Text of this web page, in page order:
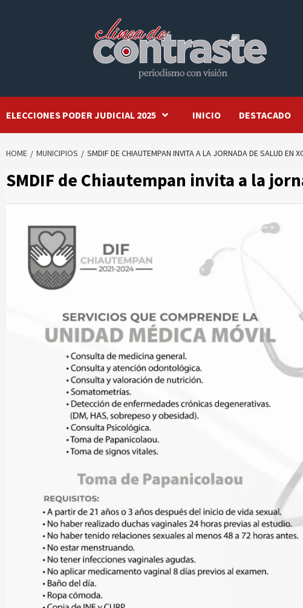
ELECCIONES PODER JUDICIAL 2025 INICIO DESTACADO
HOME MUNICIPIOS SMDIF DE CHIAUTEMPAN INVITA A LA JORNADA DE SALUD EN
SMDIF de Chiautempan invita a la